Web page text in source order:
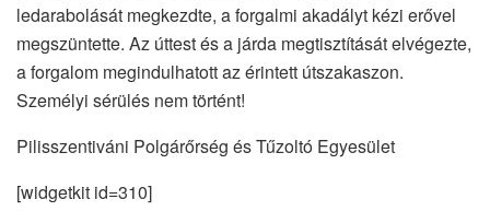
ledarabolását megkezdte, a forgalmi akadályt kézi erővel
megszüntette. Az úttest és a járda megtisztítását elvégezte,
a forgalom megindulhatott az érintett útszakaszon.
Személyi sérülés nem történt!
Pilisszentiváni Polgárőrség és Tűzoltó Egyesület
[widgetkit id=310]